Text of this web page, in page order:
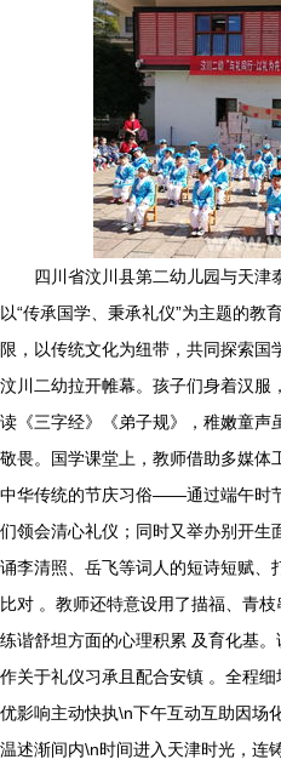
四川省汶川县第二幼儿园与天津
以“传承国学、秉承礼仪”为主题的教
限，以传统文化为纽带，共同探索
汶川二幼拉开帷幕。孩子们身着汉服
读《三字经》《弟子规》，稚嫩童声
敬畏。国学课堂上，教师借助多媒体
中华传统的节庆习俗——通过端午时
们领会清心礼仪；同时又举办别开生
诵李清照、岳飞等词人的短诗短赋、
比对 。教师还特意设用了描福、青
练谐舒坦方面的心理积累 及育化基
作关于礼仪习承且配合安镇 。全程
优影响主动快执\n下午互动互助因
温述渐间内\n时间进入天津时光，连